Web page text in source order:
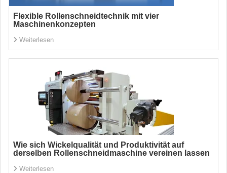
Flexible Rollenschneidtechnik mit vier
Maschinenkonzepten
Weiterlesen
Wie sich Wickelqualität und Produktivität auf
derselben Rollenschneidmaschine vereinen lassen
Weiterlesen